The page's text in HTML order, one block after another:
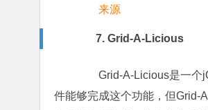
来源
7. Grid-A-Licious
Grid-A-Licious是一个
件能够完成这个功能，但Grid-